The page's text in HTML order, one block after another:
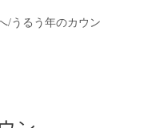
/うるう年のカウン